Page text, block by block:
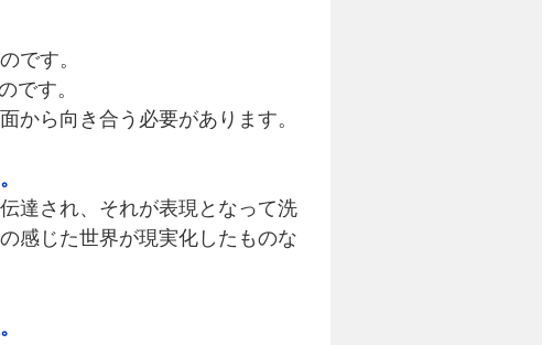
です。
です。
から向き合う必要があります。
達され、それが表現となって洗
感じた世界が現実化したものな